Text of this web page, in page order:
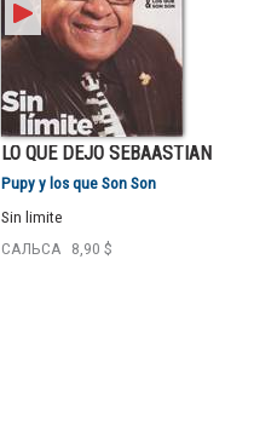
LO QUE DEJO SEBAASTIAN
Pupy y los que Son Son
Sin limite
САЛЬСА
8,90 $